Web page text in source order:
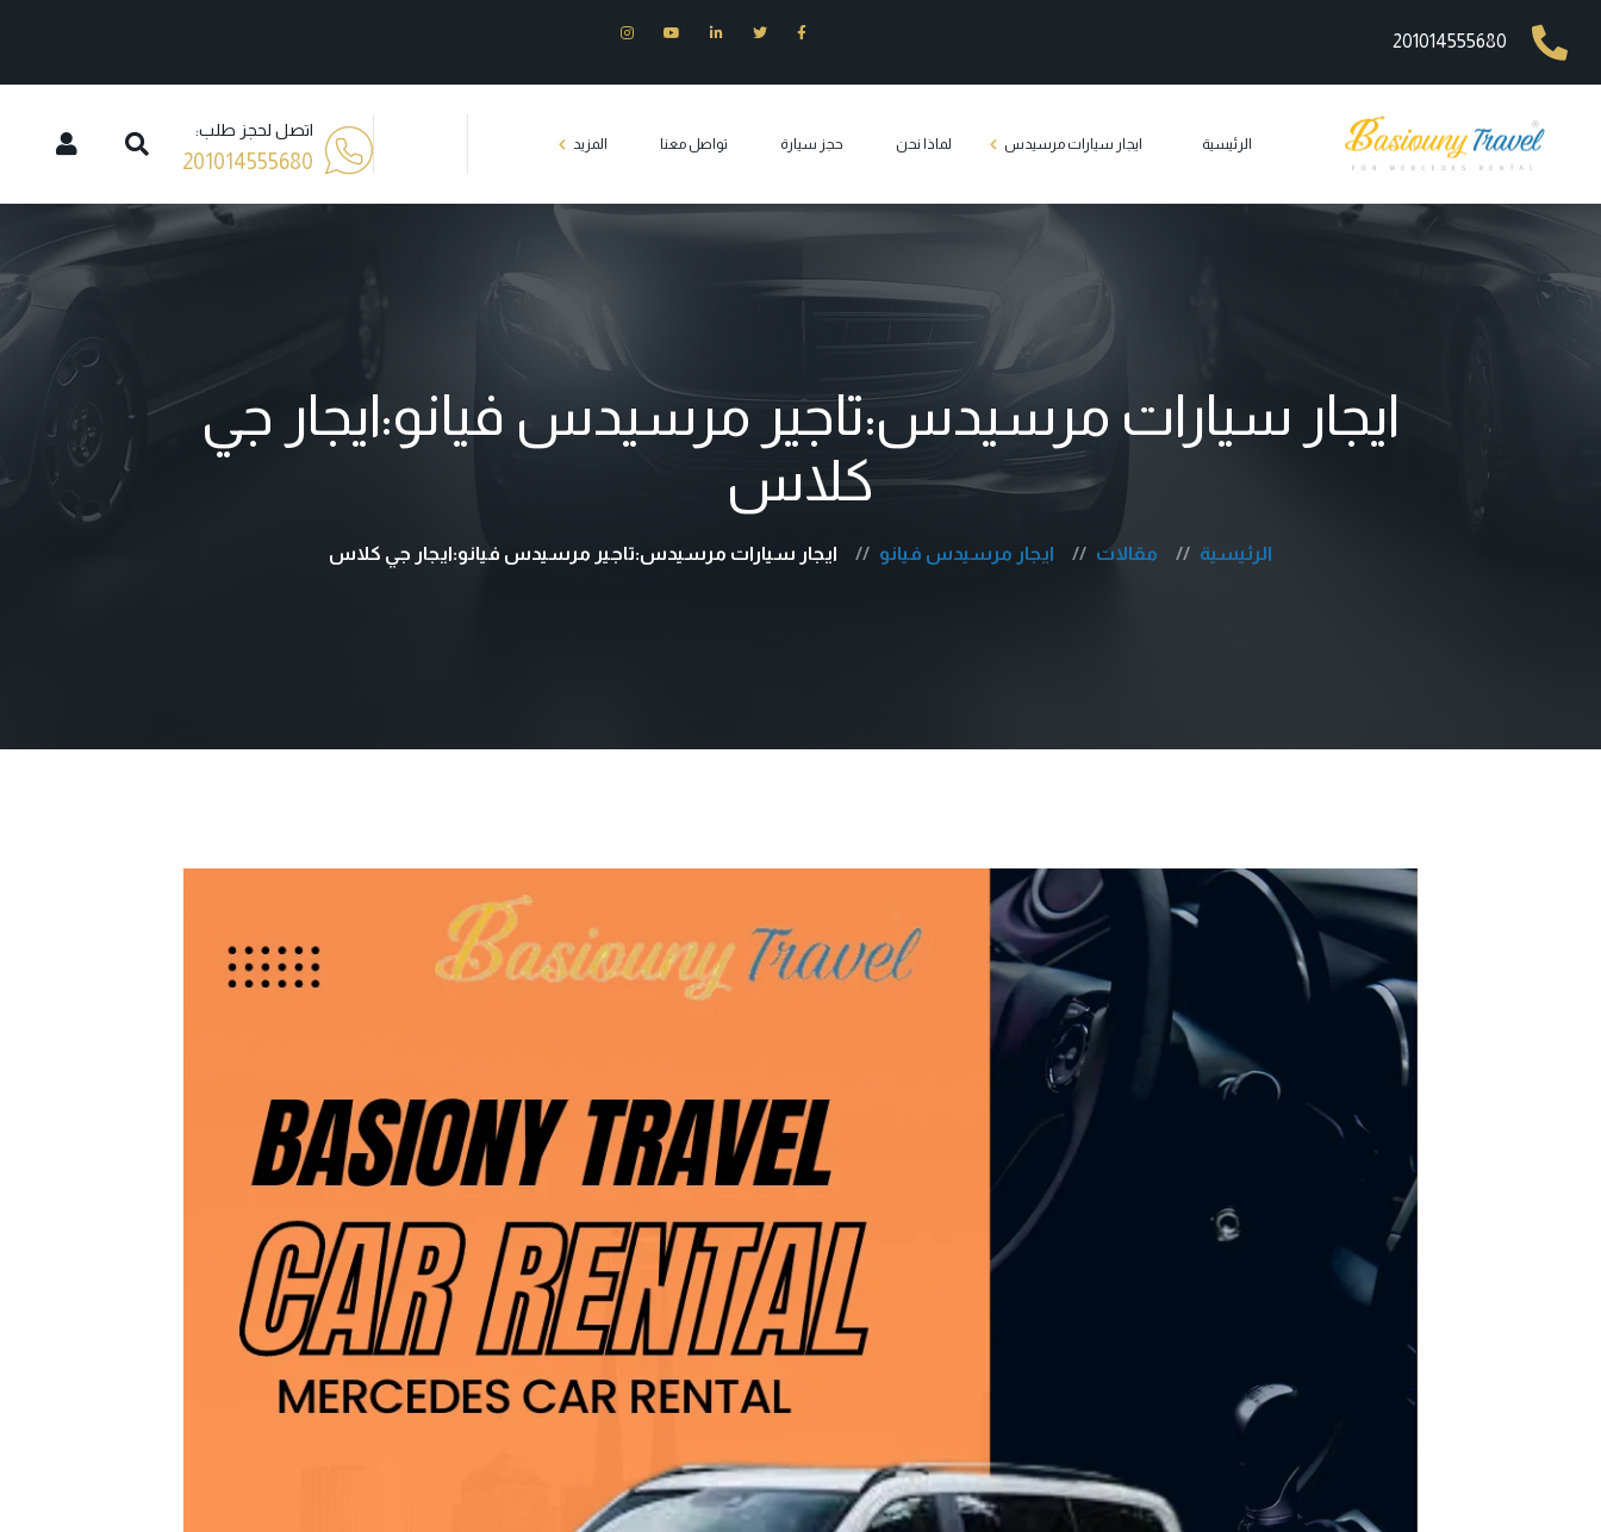
201014555680
الرئيسية ايجار سيارات مرسيدس
ايجار مرسيدس فيانو
Tourist transport car rental
لماذا نحن حجز سيارة تواصل معنا المزيد
اتصل لحجز طلب:
201014555680
ايجار سيارات مرسيدس:تاجير مرسيدس فيانو:ايجار جي
كلاس
الرئيسية مقالات ايجار مرسيدس فيانو ايجار سيارات مرسيدس:تاجير مرسيدس فيانو:ايجار جي كلاس